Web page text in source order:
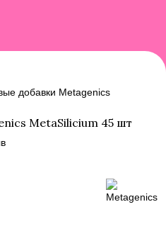
добавки Metagenics
MetaSilicium 45 шт